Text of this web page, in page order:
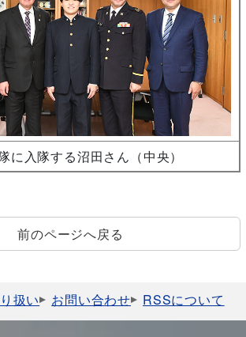
に入隊する沼田さん（中央）
前のページへ戻る
扱い お問い合わせ RSSについて